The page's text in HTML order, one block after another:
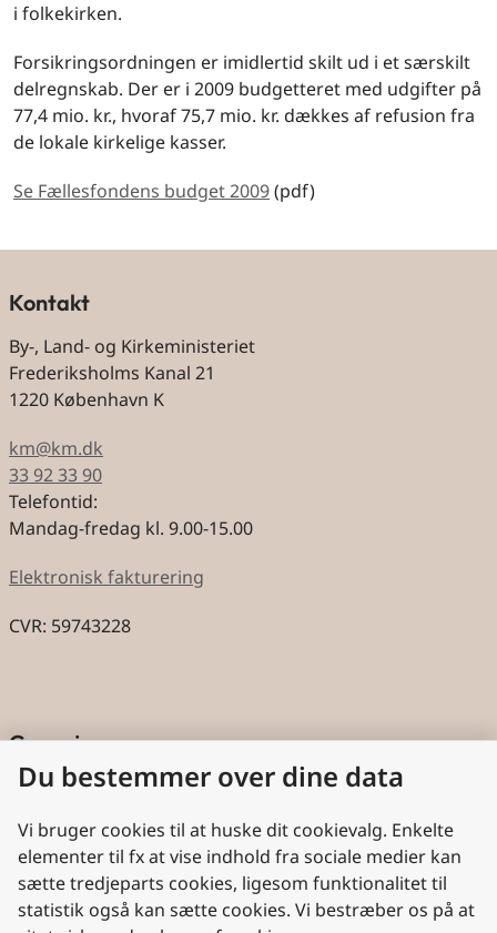
i folkekirken.
Forsikringsordningen er imidlertid skilt ud i et særskilt
delregnskab. Der er i 2009 budgetteret med udgifter på
77,4 mio. kr., hvoraf 75,7 mio. kr. dækkes af refusion fra
de lokale kirkelige kasser.
Se Fællesfondens budget 2009(pdf)
Kontakt
By-, Land- og Kirkeministeriet
Frederiksholms Kanal 21
1220 København K
km@km.dk
33 92 33 90
Telefontid:
Mandag-fredag kl. 9.00-15.00
Elektronisk fakturering
CVR: 59743228
Genveje
Cookies
Aktindsigt
Persondatabeskyttelse
Du bestemmer over dine data
Vi bruger cookies til at huske dit cookievalg. Enkelte
elementer til fx at vise indhold fra sociale medier kan
sætte tredjeparts cookies, ligesom funktionalitet til
statistik også kan sætte cookies. Vi bestræber os på at